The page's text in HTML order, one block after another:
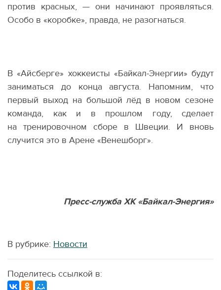
против красных, — они начинают проявляться.
Особо в «коробке», правда, не разогнаться.
В «Айсберге» хоккеисты «Байкал-Энергии» будут
заниматься до конца августа. Напомним, что
первый выход на большой лёд в новом сезоне
команда, как и в прошлом году, сделает
на тренировочном сборе в Швеции. И вновь
случится это в Арене «Венешборг».
Пресс-служба ХК «Байкал-Энергия»
В рубрике: Новости
Поделитесь ссылкой в: